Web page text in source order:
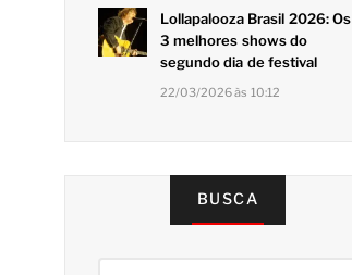
Lollapalooza Brasil 2026: Os
3 melhores shows do
segundo dia de festival
22/03/2026 às 10:12
BUSCA